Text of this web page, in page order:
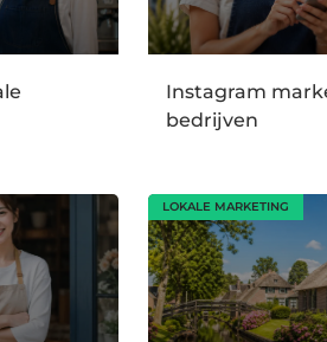
Instagram
bedrijven
LOKALE MARKETING